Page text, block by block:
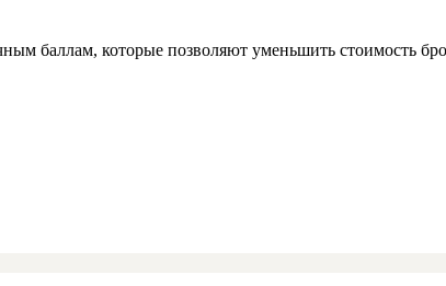
баллам, которые позволяют уменьшить стоимость